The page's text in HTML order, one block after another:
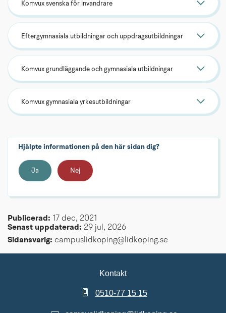
Komvux svenska för invandrare
Eftergymnasiala utbildningar och uppdragsutbildningar
Komvux grundläggande och gymnasiala utbildningar
Komvux gymnasiala yrkesutbildningar
Hjälpte informationen på den här sidan dig?
Ja Nej
Publicerad:
17 dec, 2021
Senast uppdaterad: 29 jul, 2026
Sidansvarig: campuslidkoping@lidkoping.se
Kontakt
0510-77 15 15